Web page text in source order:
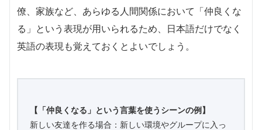
僚、家族など、あらゆる人間関係において「仲良くな
る」という表現が用いられるため、日本語だけでなく
英語の表現も覚えておくとよいでしょう。
【「仲良くなる」という言葉を使うシーンの例】
新しい友達を作る場合：新しい環境やグループに入っ